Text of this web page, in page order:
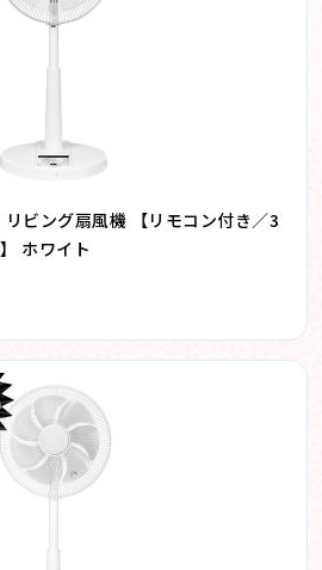
ビング扇風機 【リモコン付き／3
ホワイト